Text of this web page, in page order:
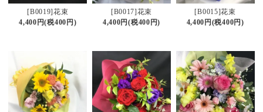
[B0019]花束
4,400円(税400円)
[B0017]花束
4,400円(税400円)
[B0015]花束
4,400円(税400円)